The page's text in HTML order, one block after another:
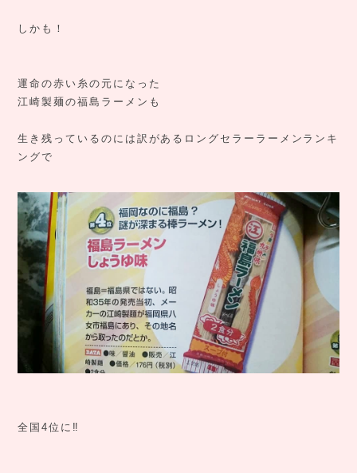
しかも！
運命の赤い糸の元になった
江崎製麺の福島ラーメンも
生き残っているのには訳があるロングセラーラーメンランキ
ングで
全国4位に‼️